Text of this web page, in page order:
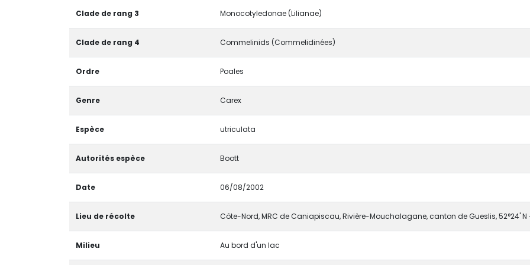
Clade de rang 3 Monocotyledonae (Lilianae)
Clade de rang 4 Commelinids (Commelidinées)
Ordre Poales
Genre Carex
Espèce utriculata
Autorités espèce Boott
Date 06/08/2002
Lieu de récolte Côte-Nord, MRC de Caniapiscau, Rivière-Mouchalagane, canton de Gueslis, 52°24' N
Milieu Au bord d'un lac